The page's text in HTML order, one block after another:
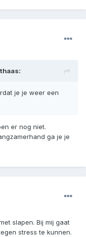
:
je je weer een
er nog niet.
ga je je
slapen. Bij mij gaat
stress te kunnen.